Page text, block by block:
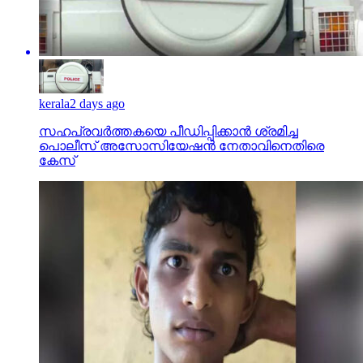
kerala2 days ago
സഹപ്രവര്‍ത്തകയെ പീഡിപ്പിക്കാന്‍ ശ്രമിച്ച
പൊലീസ് അസോസിയേഷന്‍ നേതാവിനെതിരെ
കേസ്